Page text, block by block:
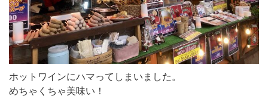
ホットワインにハマってしまいました。
めちゃくちゃ美味い！